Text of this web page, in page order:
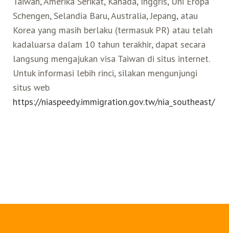
Schengen, Selandia Baru, Australia, Jepang, atau
Korea yang masih berlaku (termasuk PR) atau telah
kadaluarsa dalam 10 tahun terakhir, dapat secara
langsung mengajukan visa Taiwan di situs internet.
Untuk informasi lebih rinci, silakan mengunjungi
situs web
https://niaspeedy.immigration.gov.tw/nia_southeast/